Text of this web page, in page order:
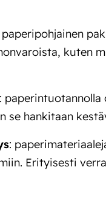
paperipohjainen
kuten
: paperintuotannolla
se hankitaan
:
Erityisesti